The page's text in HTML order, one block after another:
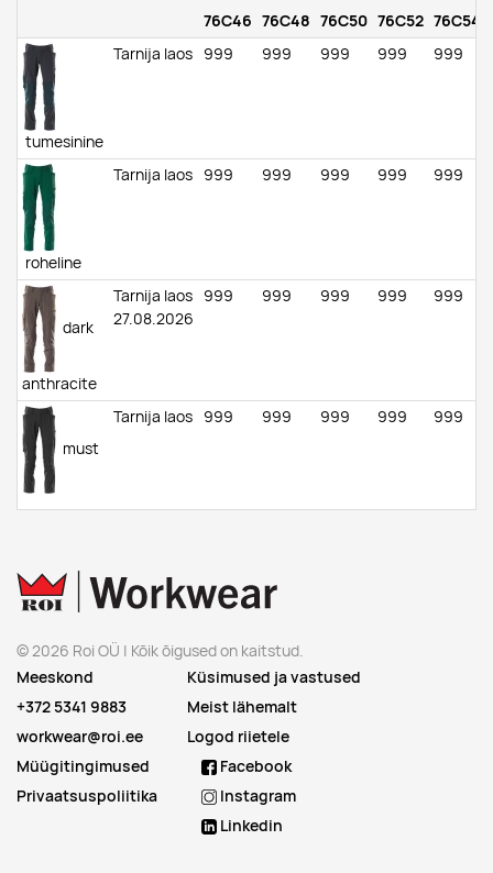
76C46 76C48 76C50 76C52 76C54
tumesinine
Tarnija laos 999 999 999 999 999
roheline
Tarnija laos 999 999 999 999 999
dark
anthracite
Tarnija laos
27.08.2026
999 999 999 999 999
must
Tarnija laos 999 999 999 999 999
© 2026 Roi OÜ | Kõik õigused on kaitstud.
Meeskond
+372 5341 9883
workwear@roi.ee
Küsimused ja vastused
Meist lähemalt
Logod riietele
Müügitingimused
Privaatsuspoliitika
Facebook
Instagram
Linkedin